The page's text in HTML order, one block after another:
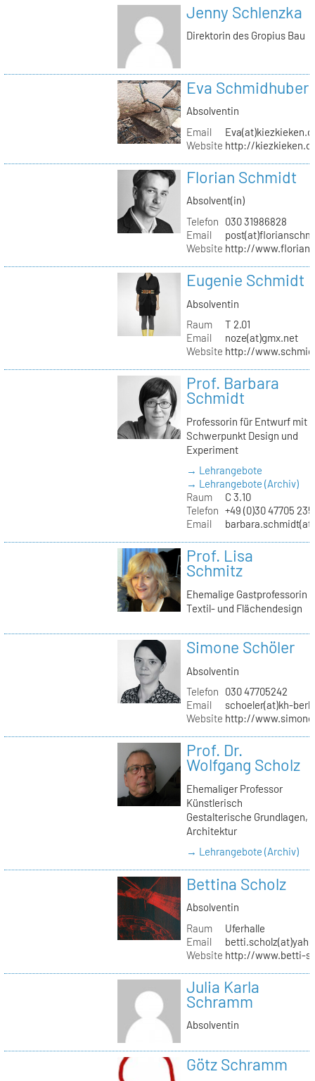
Jenny Schlenzka
Direktorin des Gropius Bau
Eva Schmidhuber
Absolventin
Email
Website http://
Florian Schmidt
Absolvent(in)
Telefon
030 31986828
Email
Website http://
Eugenie Schmidt
Absolventin
Raum
T 2.01
Email
noze(at)gmx.net
Website http://
Prof. Barbara
Schmidt
Professorin für Entwurf mit
Schwerpunkt Design und
Experiment
→ Lehrangebote
→ Lehrangebote (Archiv)
Raum
C 3.10
Telefon +49 (0)30 47705 235
Email
Prof. Lisa
Schmitz
Ehemalige Gastprofessorin
Textil- und Flächendesign
Simone Schöler
Absolventin
Telefon
030 47705242
Email
schoeler(at)kh-
Website http://
Prof. Dr.
Wolfgang Scholz
Ehemaliger Professor
Künstlerisch
Gestalterische Grundlagen,
Architektur
→ Lehrangebote (Archiv)
Bettina Scholz
Absolventin
Raum
Uferhalle
Email
Website http://www.betti-
Julia Karla
Schramm
Absolventin
Götz Schramm